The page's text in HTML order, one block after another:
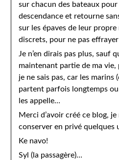
sur chacun des bateaux
descendance et retourne
sur les épaves de leur
discrets, pour ne pas
Je n’en dirais pas plus, sauf
maintenant partie de ma
je ne sais pas, car les marins
partent parfois longtemps
les appelle…
Merci d’avoir créé ce blog,
conserver en privé quelques
Ke navo!
Syl (la passagère)…